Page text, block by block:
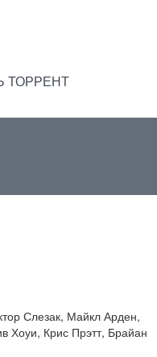
ТОРРЕНТ
Слезак, Майкл Арден,
Хоуи, Крис Прэтт, Брайан